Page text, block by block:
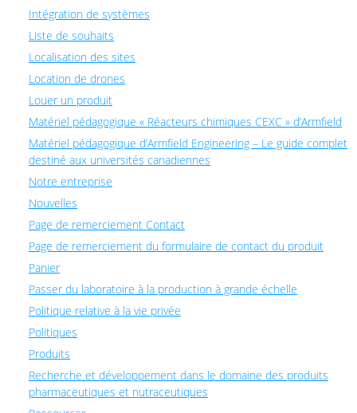
Intégration de systèmes
Liste de souhaits
Localisation des sites
Location de drones
Louer un produit
Matériel pédagogique « Réacteurs chimiques CEXC » d’Armfield
Matériel pédagogique d’Armfield Engineering – Le guide complet
destiné aux universités canadiennes
Notre entreprise
Nouvelles
Page de remerciement Contact
Page de remerciement du formulaire de contact du produit
Panier
Passer du laboratoire à la production à grande échelle
Politique relative à la vie privée
Politiques
Produits
Recherche et développement dans le domaine des produits
pharmaceutiques et nutraceutiques